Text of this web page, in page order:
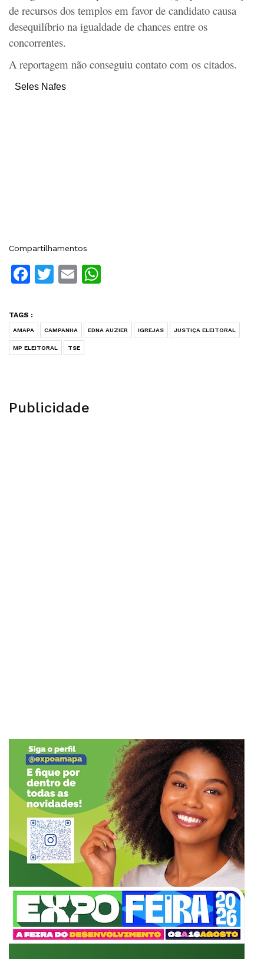
de recursos dos templos em favor de candidato causa
desequilíbrio na igualdade de chances entre os
concorrentes.
A reportagem não conseguiu contato com os citados.
Seles Nafes
Compartilhamentos
Facebook
Twitter
Email
TAGS :
AMAPA CAMPANHA EDNA AUZIER IGREJAS JUSTIÇA ELEITORAL
MP ELEITORAL TSE
Publicidade